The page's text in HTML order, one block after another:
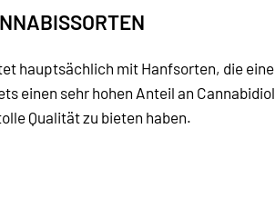
hauptsächlich mit Hanfsorten, die
einen sehr hohen Anteil an
Qualität zu bieten haben.